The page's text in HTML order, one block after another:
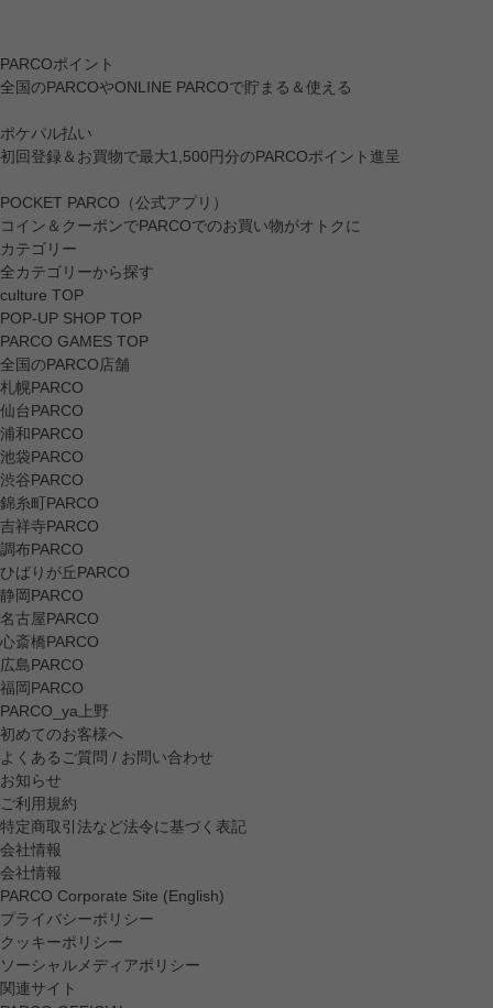
PARCOポイント
全国のPARCOやONLINE PARCOで貯まる＆使える
ポケパル払い
初回登録＆お買物で最大1,500円分のPARCOポイント進呈
POCKET PARCO（公式アプリ）
コイン＆クーポンでPARCOでのお買い物がオトクに
カテゴリー
全カテゴリーから探す
culture TOP
POP-UP SHOP TOP
PARCO GAMES TOP
全国のPARCO店舗
札幌PARCO
仙台PARCO
浦和PARCO
池袋PARCO
渋谷PARCO
錦糸町PARCO
吉祥寺PARCO
調布PARCO
ひばりが丘PARCO
静岡PARCO
名古屋PARCO
心斎橋PARCO
広島PARCO
福岡PARCO
PARCO_ya上野
初めてのお客様へ
よくあるご質問 / お問い合わせ
お知らせ
ご利用規約
特定商取引法など法令に基づく表記
会社情報
会社情報
PARCO Corporate Site (English)
プライバシーポリシー
クッキーポリシー
ソーシャルメディアポリシー
関連サイト